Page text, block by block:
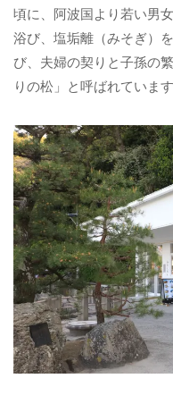
頃に、阿波国より若い男
浴び、塩垢離（みそぎ）
び、夫婦の契りと子孫の
りの松」と呼ばれています